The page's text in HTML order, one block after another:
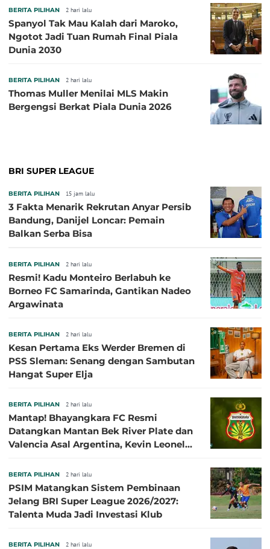
BERITA PILIHAN 2 hari lalu
Spanyol Tak Mau Kalah dari Maroko,
Ngotot Jadi Tuan Rumah Final Piala
Dunia 2030
BERITA PILIHAN 2 hari lalu
Thomas Muller Menilai MLS Makin
Bergengsi Berkat Piala Dunia 2026
BRI SUPER LEAGUE
BERITA PILIHAN 15 jam lalu
3 Fakta Menarik Rekrutan Anyar Persib
Bandung, Danijel Loncar: Pemain
Balkan Serba Bisa
BERITA PILIHAN 2 hari lalu
Resmi! Kadu Monteiro Berlabuh ke
Borneo FC Samarinda, Gantikan Nadeo
Argawinata
BERITA PILIHAN 2 hari lalu
Kesan Pertama Eks Werder Bremen di
PSS Sleman: Senang dengan Sambutan
Hangat Super Elja
BERITA PILIHAN 2 hari lalu
Mantap! Bhayangkara FC Resmi
Datangkan Mantan Bek River Plate dan
Valencia Asal Argentina, Kevin Leonel
BERITA PILIHAN 2 hari lalu
PSIM Matangkan Sistem Pembinaan
Jelang BRI Super League 2026/2027:
Talenta Muda Jadi Investasi Klub
BERITA PILIHAN 2 hari lalu